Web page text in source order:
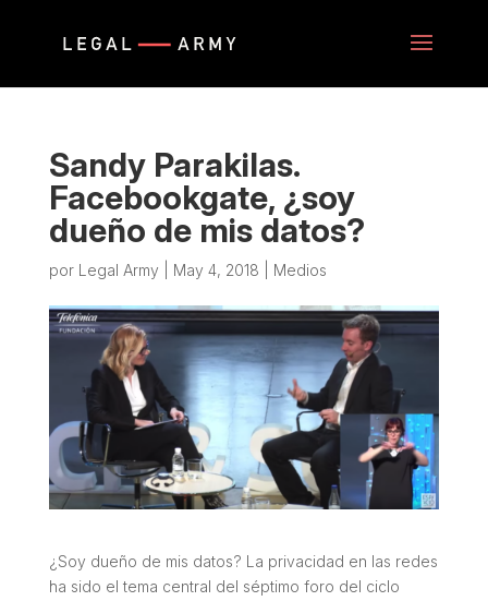
Sandy Parakilas.
Facebookgate, ¿soy
dueño de mis datos?
por Legal Army May 4, 2018 Medios
¿Soy dueño de mis datos? La privacidad en las redes
ha sido el tema central del séptimo foro del ciclo